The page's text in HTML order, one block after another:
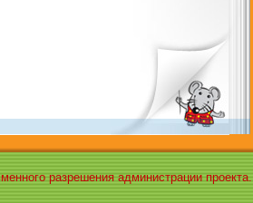
разрешения администрации проекта.